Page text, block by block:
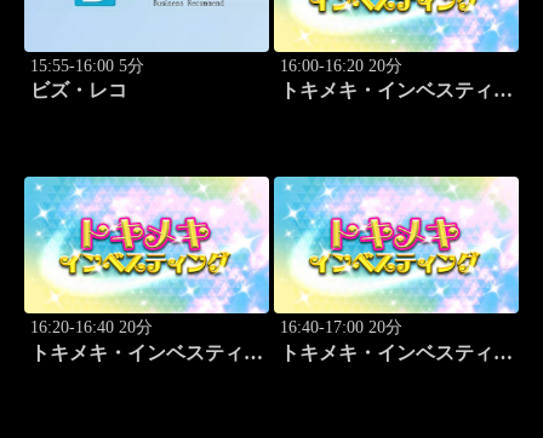
15:55-16:00 5分
ビズ・レコ
16:00-16:20 20分
トキメキ・インベスティン
16:20-16:40 20分
トキメキ・インベスティン
16:40-17:00 20分
トキメキ・インベスティン